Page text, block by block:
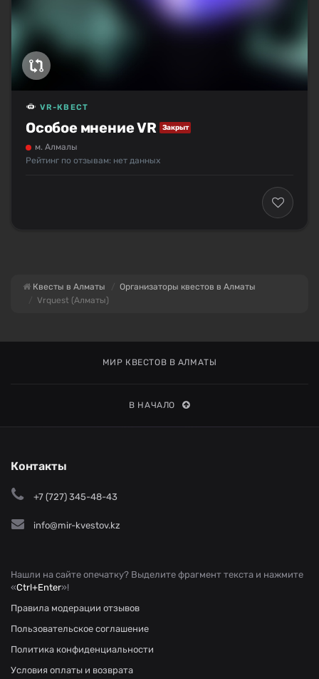
Особое мнение VR Закрыт
VR-КВЕСТ
м. Алмалы
Рейтинг по отзывам: нет данных
Квесты в Алматы
Организаторы квестов в Алматы
Vrquest (Алматы)
МИР КВЕСТОВ В АЛМАТЫ
В НАЧАЛО
Контакты
+7 (727) 345-48-43
info@mir-kvestov.kz
Нашли на сайте опечатку? Выделите фрагмент текста и нажмите
«Ctrl+Enter»!
Правила модерации отзывов
Пользовательское соглашение
Политика конфиденциальности
Условия оплаты и возврата